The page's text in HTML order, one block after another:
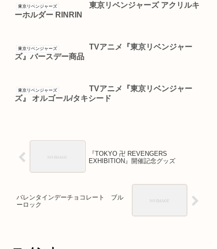
東京リベンジャーズ
東京リベンジャーズ アクリルキ
ーホルダー RINRIN
東京リベンジャーズ
TVアニメ『東京リベンジャー
ズ』バースデー商品
東京リベンジャーズ
TVアニメ『東京リベンジャー
ズ』 オルゴール/タキシード
『TOKYO 卍 REVENGERS
EXHIBITION』開催記念グッズ
バレンタインデーチョコレート ブル
ーロック